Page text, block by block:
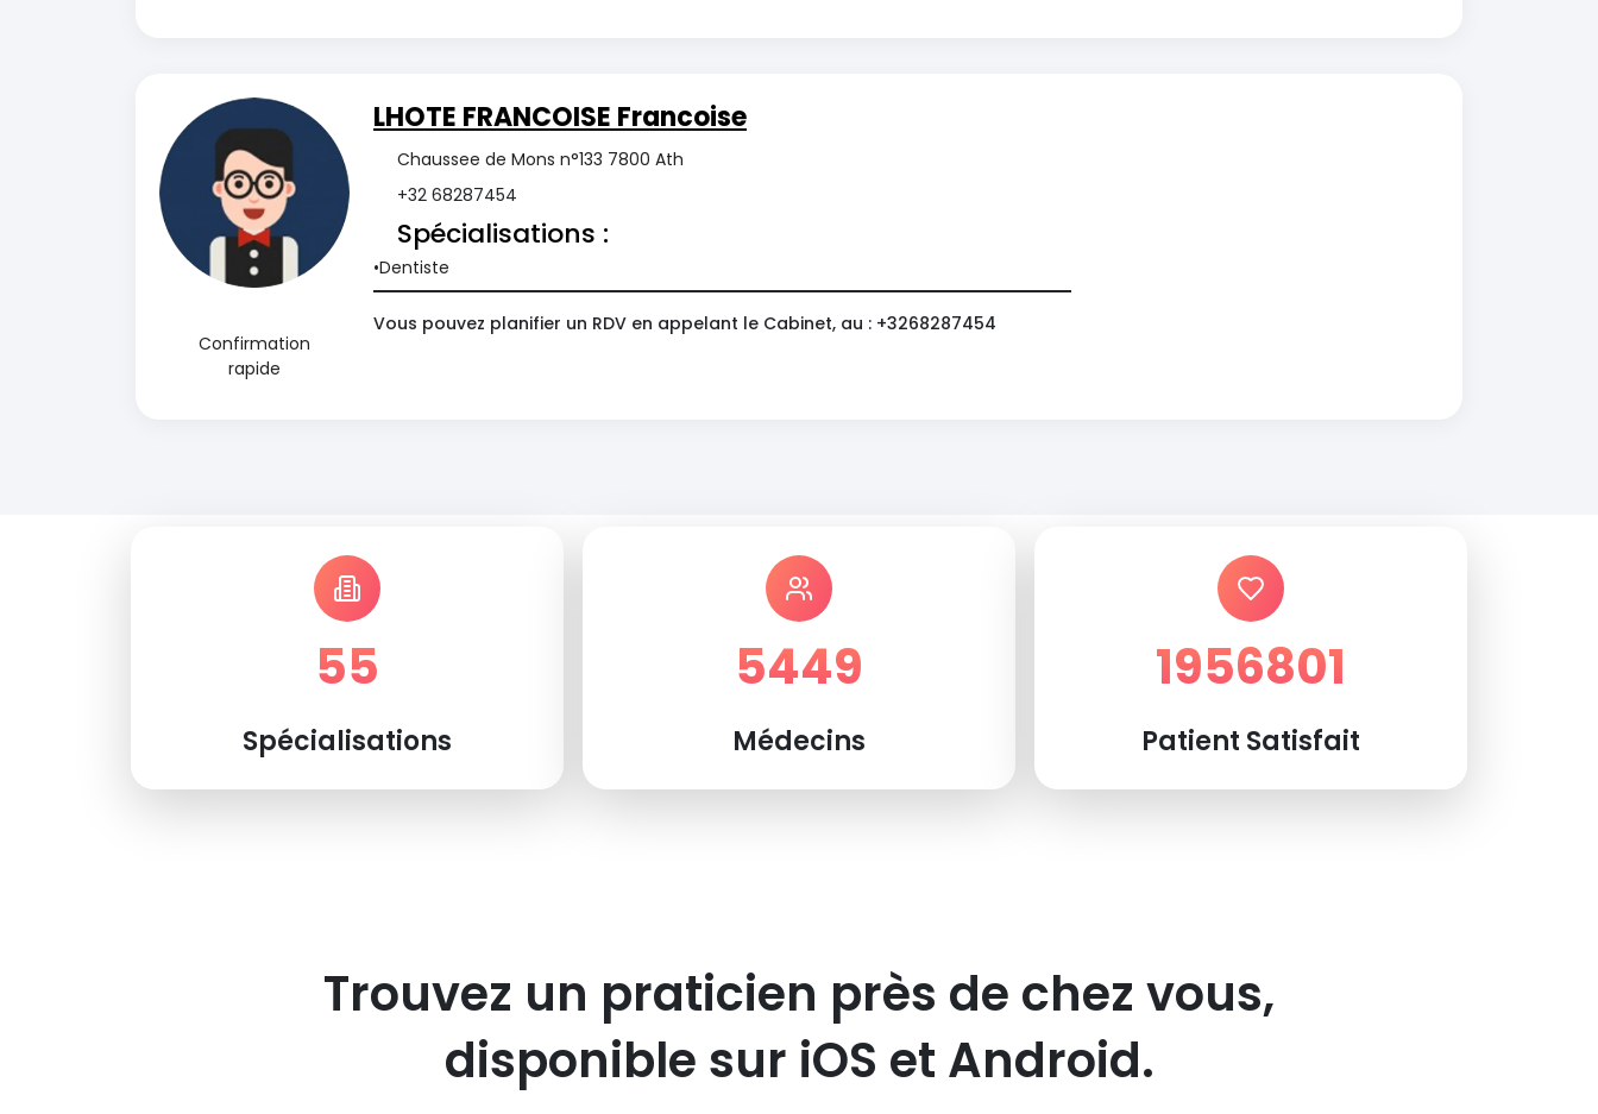
Confirmation
rapide
LHOTE FRANCOISE Francoise
Chaussee de Mons n°133 7800 Ath
+32 68287454
Spécialisations :
Dentiste
Vous pouvez planifier un RDV en appelant le Cabinet, au : +3268287454
55
Spécialisations
5449
Médecins
1956801
Patient Satisfait
Trouvez un praticien près de chez vous,
disponible sur iOS et Android.